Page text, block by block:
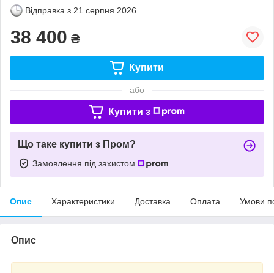
Відправка з 21 серпня 2026
38 400 ₴
Купити
або
Купити з
Що таке купити з Пром?
Замовлення під захистом
Опис Характеристики Доставка Оплата Умови
Опис